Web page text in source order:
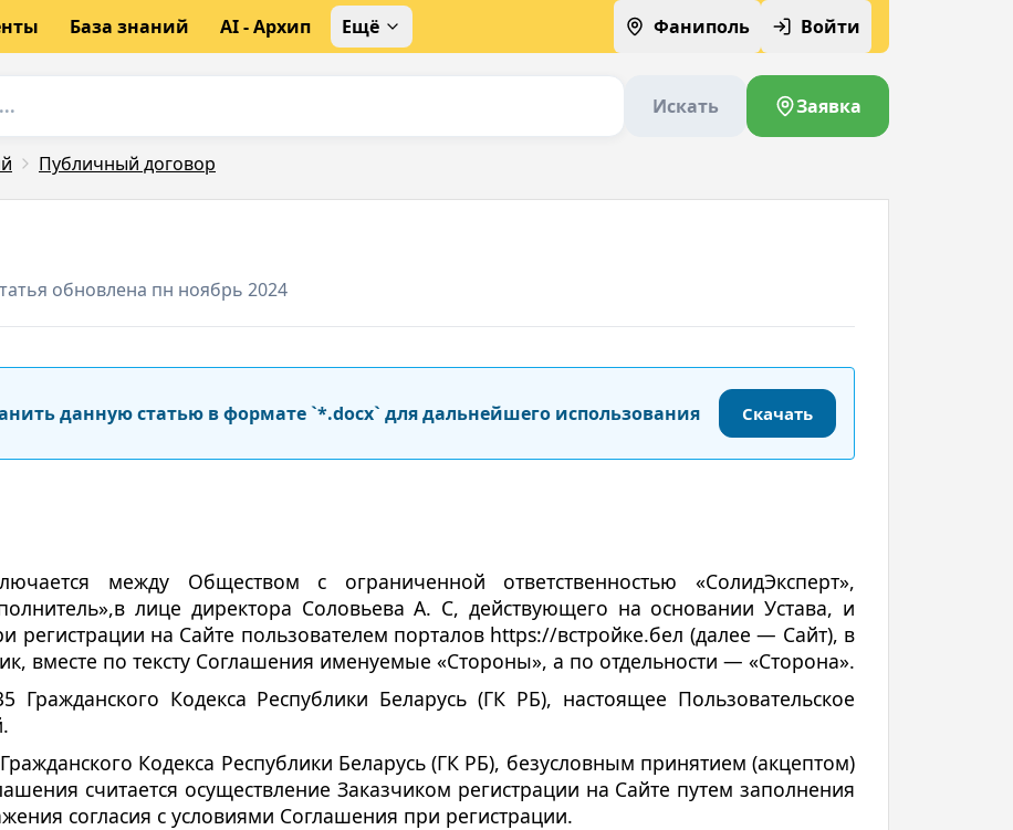
База знаний AI - Архип Ещё Фаниполь Войти
Искать Заявка
Публичный договор
обновлена пн ноябрь 2024
данную статью в формате `*.docx` для дальнейшего использования Скачать
между Обществом с ограниченной ответственностью «СолидЭксперт»,
лице директора Соловьева А. С, действующего на основании Устава, и
на Сайте пользователем порталов https://встройке.бел (далее — Сайт), в
вместе по тексту Соглашения именуемые «Стороны», а по отдельности — «Сторона».
Гражданского Кодекса Республики Беларусь (ГК РБ), настоящее Пользовательское
Гражданского Кодекса Республики Беларусь (ГК РБ), безусловным принятием (акцептом)
считается осуществление Заказчиком регистрации на Сайте путем заполнения
согласия с условиями Соглашения при регистрации.